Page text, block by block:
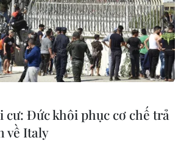
cư: Đức khôi phục cơ chế trả
về Italy